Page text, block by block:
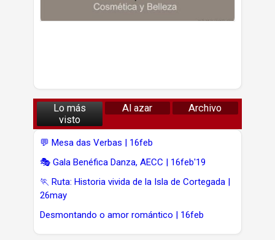
Lo más
visto
Al azar Archivo
💬 Mesa das Verbas | 16feb
🎭 Gala Benéfica Danza, AECC | 16feb'19
🏃 Ruta: Historia vivida de la Isla de Cortegada |
26may
Desmontando o amor romántico | 16feb